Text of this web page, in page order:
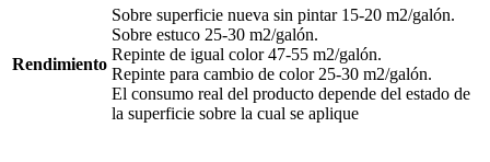
Rendimiento
Sobre superficie nueva sin pintar 15-20 m2/galón.
Sobre estuco 25-30 m2/galón.
Repinte de igual color 47-55 m2/galón.
Repinte para cambio de color 25-30 m2/galón.
El consumo real del producto depende del estado de
la superficie sobre la cual se aplique